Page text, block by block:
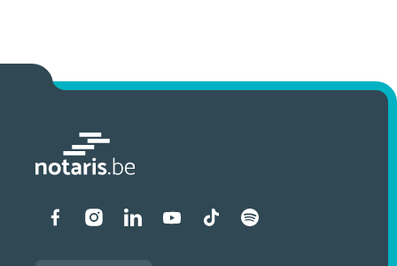
Liens vers les réseaux